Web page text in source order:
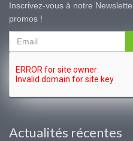
Inscrivez-vous à notre
promos !
Actualités récentes